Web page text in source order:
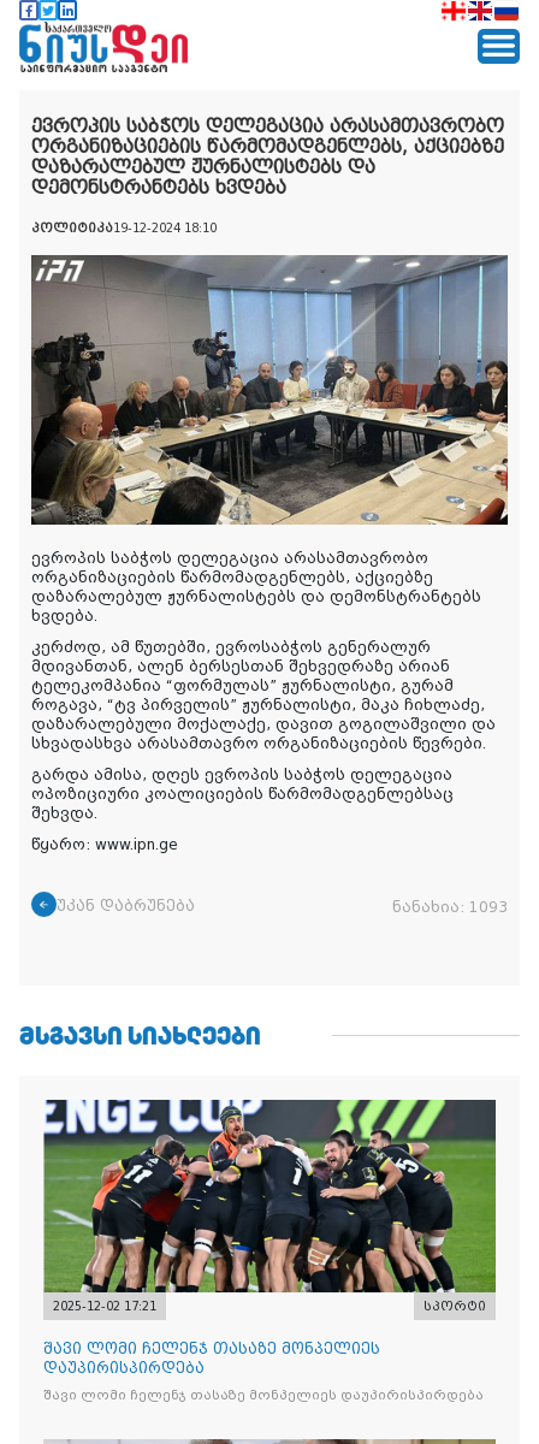
ევროპის საბჭოს დელეგაცია არასამთავრობო
ორგანიზაციების წარმომადგენლებს, აქციებზე
დაზარალებულ ჟურნალისტებს და
დემონსტრანტებს ხვდება
პოლიტიკა19-12-2024 18:10
ევროპის საბჭოს დელეგაცია არასამთავრობო
ორგანიზაციების წარმომადგენლებს, აქციებზე
დაზარალებულ ჟურნალისტებს და დემონსტრანტებს
ხვდება.
კერძოდ, ამ წუთებში, ევროსაბჭოს გენერალურ
მდივანთან, ალენ ბერსესთან შეხვედრაზე არიან
ტელეკომპანია “ფორმულას” ჟურნალისტი, გურამ
როგავა, “ტვ პირველის” ჟურნალისტი, მაკა ჩიხლაძე,
დაზარალებული მოქალაქე, დავით გოგილაშვილი და
სხვადასხვა არასამთავრო ორგანიზაციების წევრები.
გარდა ამისა, დღეს ევროპის საბჭოს დელეგაცია
ოპოზიციური კოალიციების წარმომადგენლებსაც
შეხვდა.
წყარო: www.ipn.ge
უკან დაბრუნება ნანახია: 1093
ᲛᲡᲒᲐᲕᲡᲘ ᲡᲘᲐᲮᲚᲔᲔᲑᲘ
2025-12-02 17:21 სპორტი
შავი ლომი ჩელენჯ თასაზე მონპელიეს
დაუპირისპირდება
შავი ლომი ჩელენჯ თასაზე მონპელიეს დაუპირისპირდება